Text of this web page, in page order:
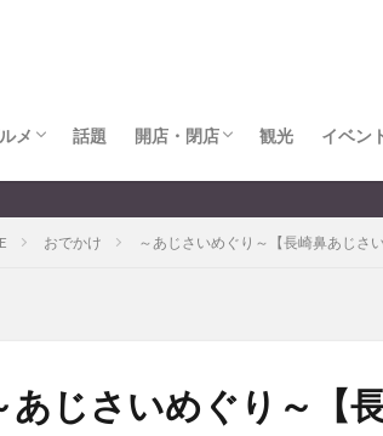
メ
てのグルメ
分市ランチ
分市ディナー
分カフェ
分スイーツ
府市ランチ
府カフェ
府ディナー
田ランチ
出町ランチ
話題 開店・閉店
開店・閉店
大分の開店・閉店まとめ
観光 イベン
大分のすこ
おでかけ ～あじさいめぐり～【長崎鼻あじさ
あじさいめぐり～【
むし湯
わさだタ
イル
グルメ
コストコ
パン
パーク
プレミアム商品券